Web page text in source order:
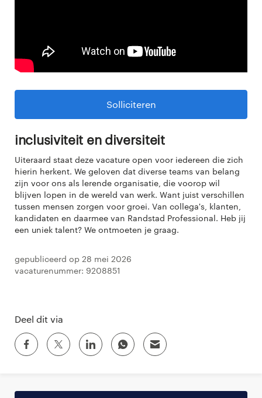
Solliciteren
Inclusiviteit en diversiteit
Uiteraard staat deze vacature open voor iedereen die zich
hierin herkent. We geloven dat diverse teams van belang
zijn voor ons als lerende organisatie, die voorop wil
blijven lopen in de wereld van werk. Want juist verschillen
tussen mensen zorgen voor groei. Van collega's, klanten,
kandidaten en daarmee van Randstad Professional. Heb jij
een uniek talent? We ontmoeten je graag.
Gepubliceerd op 28 mei 2026
Vacaturenummer: 9208851
Deel dit via